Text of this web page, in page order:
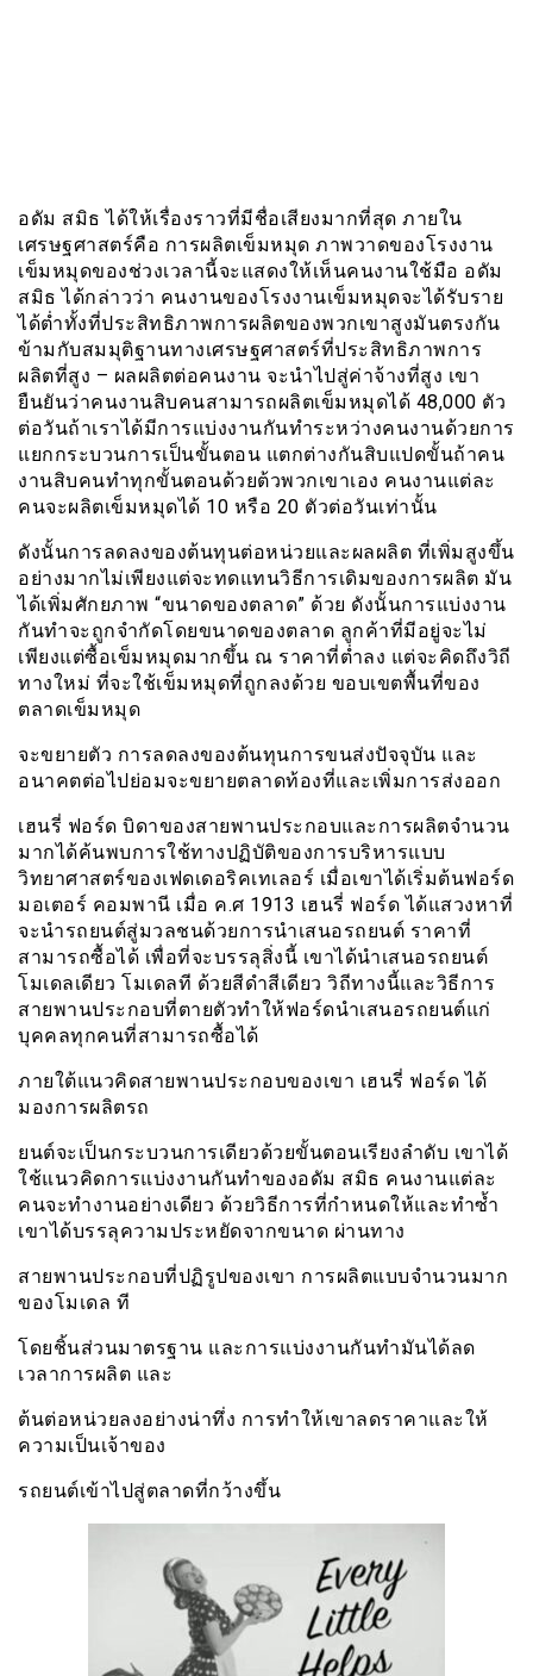
อดัม สมิธ ได้ให้เรื่องราวที่มีชื่อเสียงมากที่สุด ภายใน
เศรษฐศาสตร์คือ การผลิตเข็มหมุด ภาพวาดของโรงงาน
เข็มหมุดของช่วงเวลานี้จะแสดงให้เห็นคนงานใช้มือ อดัม
สมิธ ได้กล่าวว่า คนงานของโรงงานเข็มหมุดจะได้รับราย
ได้ต่ำทั้งที่ประสิทธิภาพการผลิตของพวกเขาสูงมันตรงกัน
ข้ามกับสมมุติฐานทางเศรษฐศาสตร์ที่ประสิทธิภาพการ
ผลิตที่สูง – ผลผลิตต่อคนงาน จะนำไปสู่ค่าจ้างที่สูง เขา
ยืนยันว่าคนงานสิบคนสามารถผลิตเข็มหมุดได้ 48,000 ตัว
ต่อวันถ้าเราได้มีการแบ่งงานกันทำระหว่างคนงานด้วยการ
แยกกระบวนการเป็นขั้นตอน แตกต่างกันสิบแปดขั้นถ้าคน
งานสิบคนทำทุกขั้นตอนด้วยต้วพวกเขาเอง คนงานแต่ละ
คนจะผลิตเข็มหมุดได้ 10 หรือ 20 ตัวต่อวันเท่านั้น
ดังนั้นการลดลงของต้นทุนต่อหน่วยและผลผลิต ที่เพิ่มสูงขึ้น
อย่างมากไม่เพียงแต่จะทดแทนวิธีการเดิมของการผลิต มัน
ได้เพิ่มศักยภาพ “ขนาดของตลาด” ด้วย ดังนั้นการแบ่งงาน
กันทำจะถูกจำกัดโดยขนาดของตลาด ลูกค้าที่มีอยู่จะไม่
เพียงแต่ซื้อเข็มหมุดมากขึ้น ณ ราคาที่ต่ำลง แต่จะคิดถึงวิถี
ทางใหม่ ที่จะใช้เข็มหมุดที่ถูกลงด้วย ขอบเขตพื้นที่ของ
ตลาดเข็มหมุด
จะขยายตัว การลดลงของต้นทุนการขนส่งปัจจุบัน และ
อนาคตต่อไปย่อมจะขยายตลาดท้องที่และเพิ่มการส่งออก
เฮนรี่ ฟอร์ด บิดาของสายพานประกอบและการผลิตจำนวน
มากได้ค้นพบการใช้ทางปฏิบัติของการบริหารแบบ
วิทยาศาสตร์ของเฟดเดอริคเทเลอร์ เมื่อเขาได้เริ่มต้นฟอร์ด
มอเตอร์ คอมพานี เมื่อ ค.ศ 1913 เฮนรี่ ฟอร์ด ได้แสวงหาที่
จะนำรถยนต์สู่มวลชนด้วยการนำเสนอรถยนต์ ราคาที่
สามารถซื้อได้ เพื่อที่จะบรรลุสิ่งนี้ เขาได้นำเสนอรถยนต์
โมเดลเดียว โมเดลที ด้วยสีดำสีเดียว วิถีทางนี้และวิธีการ
สายพานประกอบที่ตายตัวทำให้ฟอร์ดนำเสนอรถยนต์แก่
บุคคลทุกคนที่สามารถซื้อได้
ภายใต้แนวคิดสายพานประกอบของเขา เฮนรี่ ฟอร์ด ได้
มองการผลิตรถ
ยนต์จะเป็นกระบวนการเดียวด้วยขั้นตอนเรียงลำดับ เขาได้
ใช้แนวคิดการแบ่งงานกันทำของอดัม สมิธ คนงานแต่ละ
คนจะทำงานอย่างเดียว ด้วยวิธีการที่กำหนดให้และทำซ้ำ
เขาได้บรรลุความประหยัดจากขนาด ผ่านทาง
สายพานประกอบที่ปฏิรูปของเขา การผลิตแบบจำนวนมาก
ของโมเดล ที
โดยชิ้นส่วนมาตรฐาน และการแบ่งงานกันทำมันได้ลด
เวลาการผลิต และ
ต้นต่อหน่วยลงอย่างน่าทึ่ง การทำให้เขาลดราคาและให้
ความเป็นเจ้าของ
รถยนต์เข้าไปสู่ตลาดที่กว้างขึ้น